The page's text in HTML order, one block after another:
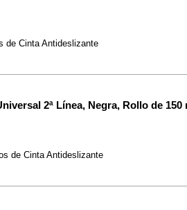
de Cinta Antideslizante
2ª Línea, Negra, Rollo de 150
de Cinta Antideslizante